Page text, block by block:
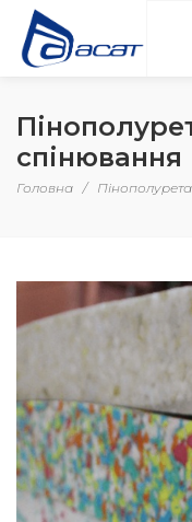
спінювання
Головна /